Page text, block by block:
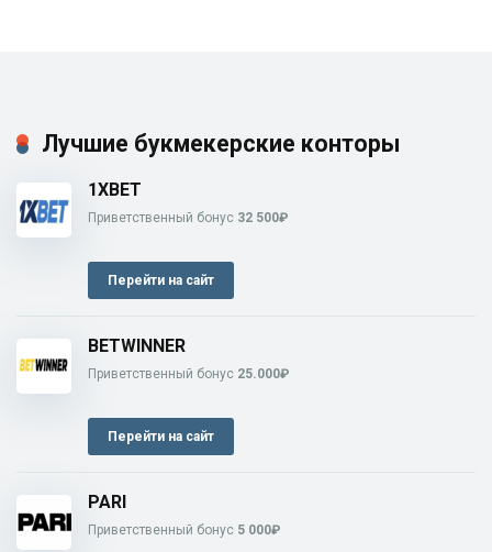
Лучшие букмекерские конторы
1XBET
Приветственный бонус 32 500₽
Перейти на сайт
BETWINNER
Приветственный бонус 25.000₽
Перейти на сайт
PARI
Приветственный бонус 5 000₽